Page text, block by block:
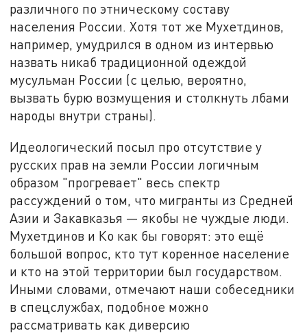
различного по этническому составу
населения России. Хотя тот же Мухетдинов,
например, умудрился в одном из интервью
назвать никаб традиционной одеждой
мусульман России (с целью, вероятно,
вызвать бурю возмущения и столкнуть лбами
народы внутри страны).
Идеологический посыл про отсутствие у
русских прав на земли России логичным
образом "прогревает" весь спектр
рассуждений о том, что мигранты из Средней
Азии и Закавказья — якобы не чуждые люди.
Мухетдинов и Ко как бы говорят: это ещё
большой вопрос, кто тут коренное население
и кто на этой территории был государством.
Иными словами, отмечают наши собеседники
в спецслужбах, подобное можно
рассматривать как диверсию